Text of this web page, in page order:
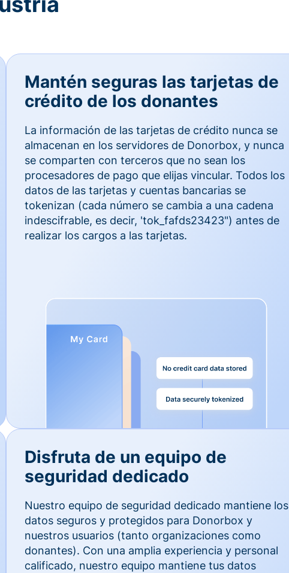
Mantén seguras las tarjetas de
crédito de los donantes
La información de las tarjetas de crédito nunca se
almacenan en los servidores de Donorbox, y nunca
se comparten con terceros que no sean los
procesadores de pago que elijas vincular. Todos los
datos de las tarjetas y cuentas bancarias se
tokenizan (cada número se cambia a una cadena
indescifrable, es decir, 'tok_fafds23423") antes de
realizar los cargos a las tarjetas.
Disfruta de un equipo de
seguridad dedicado
Nuestro equipo de seguridad dedicado mantiene los
datos seguros y protegidos para Donorbox y
nuestros usuarios (tanto organizaciones como
donantes). Con una amplia experiencia y personal
calificado, nuestro equipo mantiene tus datos